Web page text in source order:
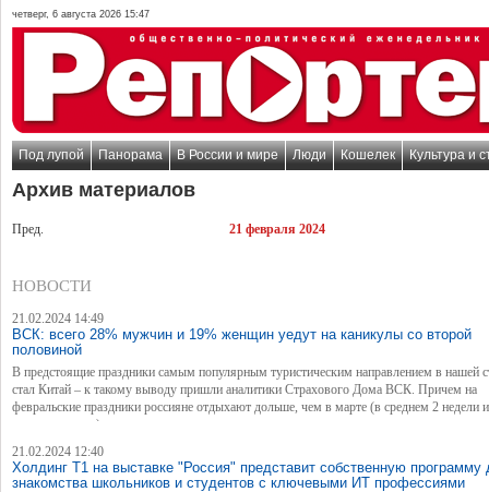
четверг, 6 августа 2026 15:47
Под лупой Панорама В России и мире Люди Кошелек Культура и
Архив материалов
Пред. 21 февраля 2024
НОВОСТИ
21.02.2024 14:49
ВСК: всего 28% мужчин и 19% женщин уедут на каникулы со второй
половиной
В предстоящие праздники самым популярным туристическим направлением в нашей
стал Китай – к такому выводу пришли аналитики Страхового Дома ВСК. Причем на
февральские праздники россияне отдыхают дольше, чем в марте (в среднем 2 недели
соответственно).
21.02.2024 12:40
Холдинг Т1 на выставке "Россия" представит собственную программу
знакомства школьников и студентов с ключевыми ИТ профессиями